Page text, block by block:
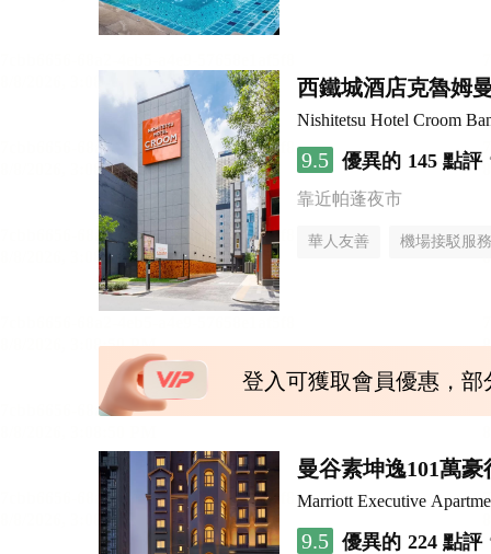
西鐵城酒店克魯姆
Nishitetsu Hotel Croom
9.5 優異的 145 點評
靠近帕蓬夜市
華人友善 機場接駁服務
登入可獲取會員優惠，
曼谷素坤逸101萬
Marriott Executive
9.5 優異的 224 點評